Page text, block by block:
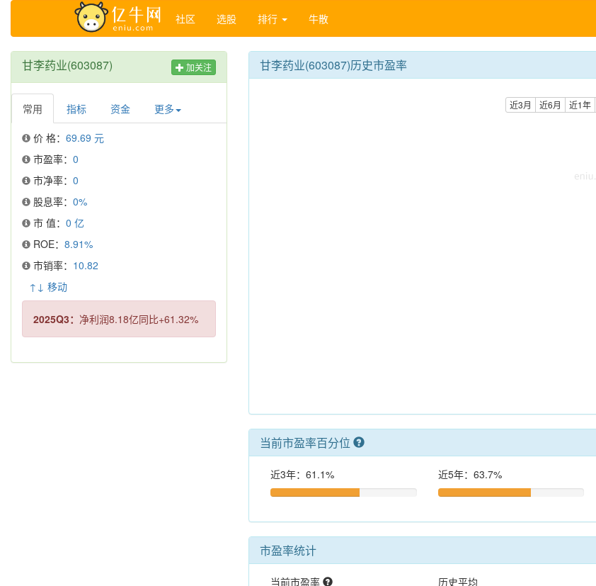
社区 选股 排行 牛散
甘李药业(603087) 加关注
常用 指标 资金 更多
价 格： 69.69 元
市盈率： 0
市净率： 0
股息率： 0%
市 值： 0 亿
ROE： 8.91%
市销率： 10.82
↑↓ 移动
2025Q3： 净利润8.18亿同比+61.32%
甘李药业(603087)历史市盈率
近3月 近6月 近1年
当前市盈率百分位
近3年：61.1% 近5年：63.7%
市盈率统计
当前市盈率 历史平均